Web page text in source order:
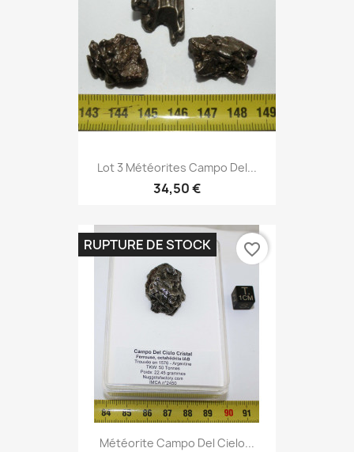
Lot 3 Météorites Campo Del...
34,50 €
Météorite Campo Del Cielo...
RUPTURE DE STOCK favorite_border